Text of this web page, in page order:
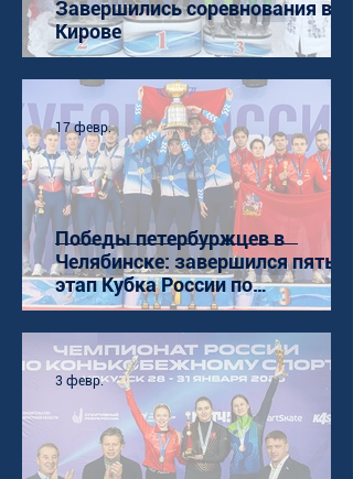
Завершились соревнования в
Кирове
Победы петербуржцев в
Челябинске: завершился пятый
этап Кубка России по
конькобежному спорту (ШТ)
17 февр.
3 февр.